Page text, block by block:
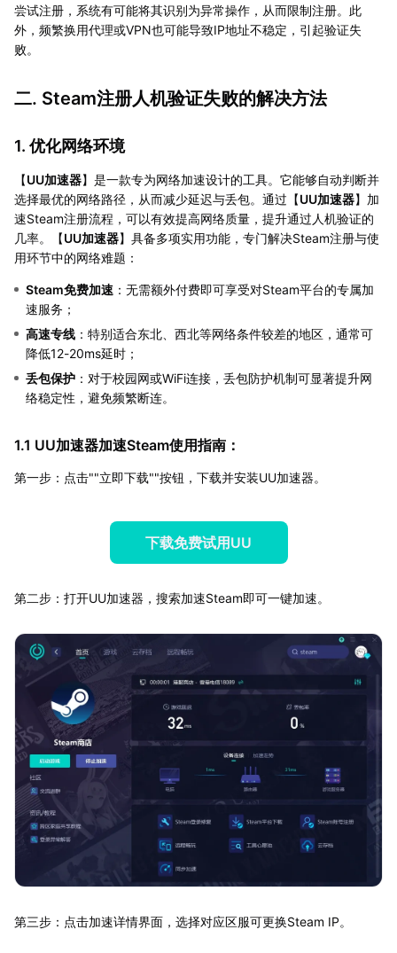
尝试注册，系统有可能将其识别为异常操作，从而限制注册。此
外，频繁换用代理或VPN也可能导致IP地址不稳定，引起验证失
败。
二. Steam注册人机验证失败的解决方法
1. 优化网络环境
【UU加速器】是一款专为网络加速设计的工具。它能够自动判断并
选择最优的网络路径，从而减少延迟与丢包。通过【UU加速器】加
速Steam注册流程，可以有效提高网络质量，提升通过人机验证的
几率。【UU加速器】具备多项实用功能，专门解决Steam注册与使
用环节中的网络难题：
Steam免费加速 ：无需额外付费即可享受对Steam平台的专属加
速服务；
高速专线 ：特别适合东北、西北等网络条件较差的地区，通常可
降低12-20ms延时；
丢包保护 ：对于校园网或WiFi连接，丢包防护机制可显著提升网
络稳定性，避免频繁断连。
1.1 UU加速器加速Steam使用指南：
第一步：点击""立即下载""按钮，下载并安装UU加速器。
下载免费试用UU
第二步：打开UU加速器，搜索加速Steam即可一键加速。
第三步：点击加速详情界面，选择对应区服可更换Steam IP。